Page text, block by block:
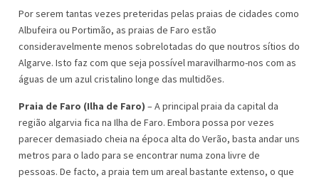
Por serem tantas vezes preteridas pelas praias de cidades como
Albufeira ou Portimão, as praias de Faro estão
consideravelmente menos sobrelotadas do que noutros sítios do
Algarve. Isto faz com que seja possível maravilharmo-nos com as
águas de um azul cristalino longe das multidões.
Praia de Faro (Ilha de Faro) – A principal praia da capital da
região algarvia fica na Ilha de Faro. Embora possa por vezes
parecer demasiado cheia na época alta do Verão, basta andar uns
metros para o lado para se encontrar numa zona livre de
pessoas. De facto, a praia tem um areal bastante extenso, o que